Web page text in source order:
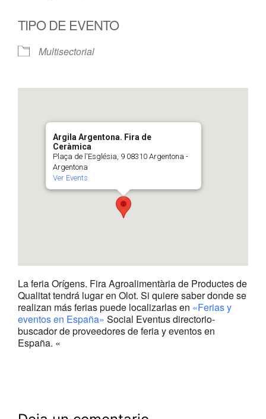
TIPO DE EVENTO
Multisectorial
Argila Argentona. Fira de
Ceràmica
Plaça de l'Església, 9 08310 Argentona -
Argentona
Ver Events
La feria Orígens. Fira Agroalimentària de Productes de
Qualitat tendrá lugar en Olot. Si quiere saber donde se
realizan más ferias puede localizarlas en «Ferias y
eventos en España» Social Eventus directorio-
buscador de proveedores de feria y eventos en
España. «